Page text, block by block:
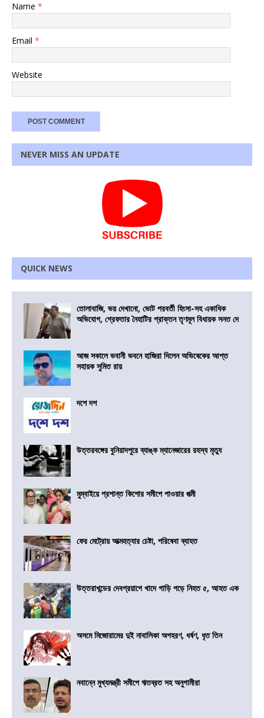
Name *
Email *
Website
NEVER MISS AN UPDATE
QUICK NEWS
তোলাবাজি, ভয় দেখানো, ভোট পরবর্তী হিংসা-সহ একাধিক
অভিযোগ, গ্রেফতার নৈহাটির প্রাক্তন তৃণমূল বিধায়ক সনত দে
আজ সকালে ভবানী ভবনে হাজিরা দিলেন অভিষেকের আপ্ত
সহায়ক সুমিত রায়
দশে দশ
উত্তরবঙ্গের বুনিয়াদপুরে ব্যাঙ্ক ম্যানেজারের রহস্য মৃত্যু
মুম্বাইয়ে প্রশান্ত কিশোর সমীপে পাওয়ার পত্মী
ফের মেট্রোয় আত্মহত্যার চেষ্টা, পরিষেবা ব্যাহত
উত্তরাখন্ডের দেবপ্রয়াগে খাদে গাড়ি পড়ে নিহত ৫, আহত এক
অসমে মিজোরামের দুই নাবালিকা অপহরণ, ধর্ষণ, ধৃত তিন
নবান্নে মুখ্যমন্ত্রী সমীপে ঋতব্রত সহ অনুগামীরা